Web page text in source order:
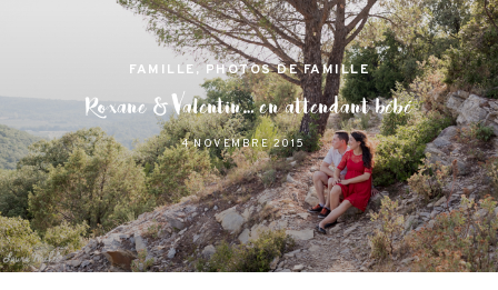
FAMILLE, PHOTOS DE FAMILLE
Roxane & Valentin… en attendant bébé
4 NOVEMBRE 2015